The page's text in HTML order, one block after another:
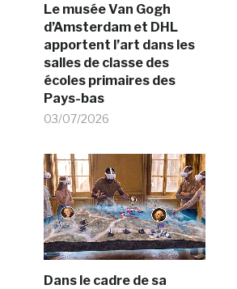
Le musée Van Gogh
d’Amsterdam et DHL
apportent l’art dans les
salles de classe des
écoles primaires des
Pays-bas
03/07/2026
Dans le cadre de sa